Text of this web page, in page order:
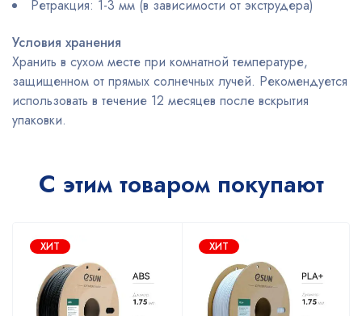
Ретракция: 1-3 мм (в зависимости от экструдера)
Условия хранения
Хранить в сухом месте при комнатной температуре,
защищенном от прямых солнечных лучей. Рекомендуется
использовать в течение 12 месяцев после вскрытия
упаковки.
С этим товаром покупают
ХИТ ХИТ